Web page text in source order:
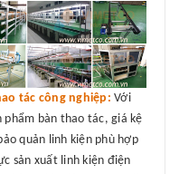
tác công nghiệp: Với
bàn thao tác, giá kệ
quản linh kiện phù hợp
sản xuất linh kiện điện